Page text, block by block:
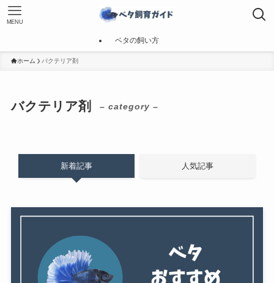
MENU
ベタの飼い方
ホーム バクテリア剤
バクテリア剤 – category –
新着記事 人気記事